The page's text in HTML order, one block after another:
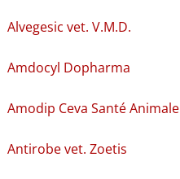
Alvegesic vet. V.M.D.
Amdocyl Dopharma
Amodip Ceva Santé Animale
Antirobe vet. Zoetis